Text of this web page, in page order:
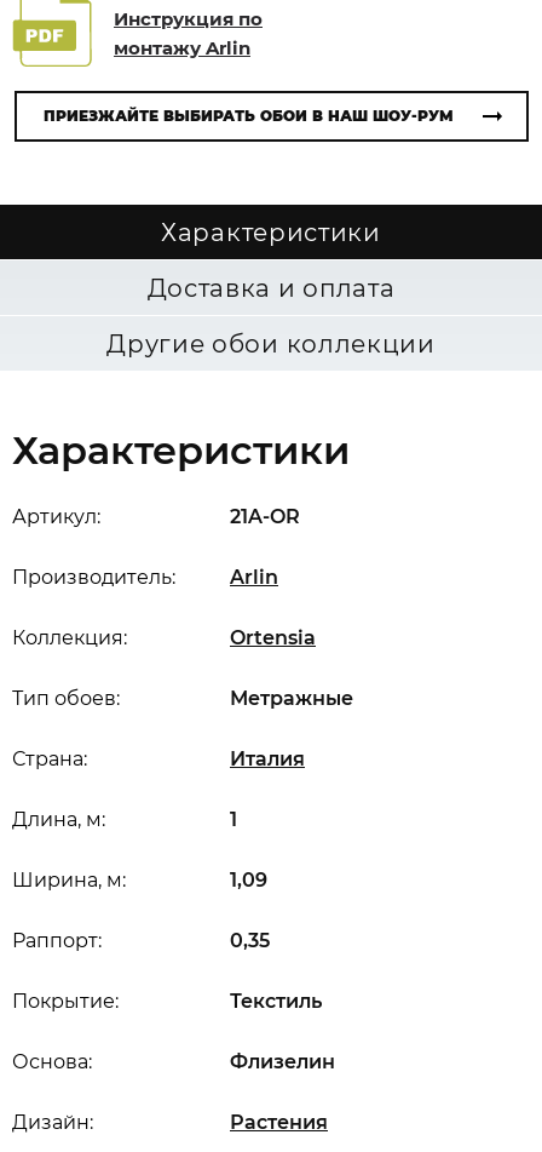
Инструкция по
монтажу Arlin
ПРИЕЗЖАЙТЕ ВЫБИРАТЬ ОБОИ В НАШ ШОУ-РУМ
Характеристики
Доставка и оплата
Другие обои коллекции
Характеристики
Артикул: 21A-OR
Производитель: Arlin
Коллекция: Ortensia
Длина, м: 1
Ширина, м: 1,09
Раппорт: 0,35
Дизайн: Растения
Основа: Флизелин
Покрытие: Текстиль
Страна: Италия
Тип обоев: Метражные